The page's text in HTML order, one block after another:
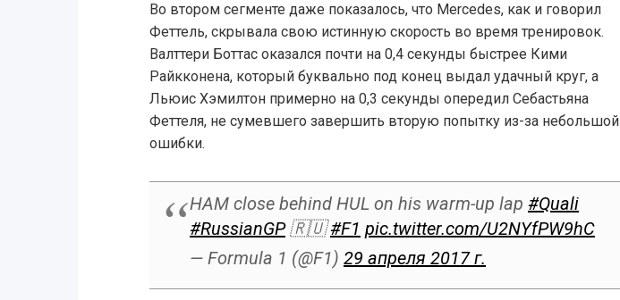
Во втором сегменте даже показалось, что Mercedes, как и говорил
Феттель, скрывала свою истинную скорость во время тренировок.
Валттери Боттас оказался почти на 0,4 секунды быстрее Кими
Райкконена, который буквально под конец выдал удачный круг, а
Льюис Хэмилтон примерно на 0,3 секунды опередил Себастьяна
Феттеля, не сумевшего завершить вторую попытку из-за небольшой
ошибки.
HAM close behind HUL on his warm-up lap #Quali
#RussianGP🇷🇺#F1 pic.twitter.com/U2NYfPW9hC
— Formula 1 (@F1) 29 апреля 2017 г.